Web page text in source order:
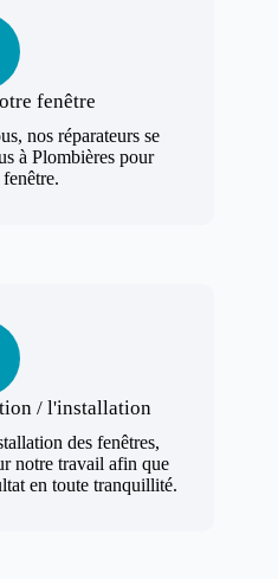
fenêtre
nos réparateurs se
à Plombières pour
/ l'installation
des fenêtres,
notre travail afin que
en toute tranquillité.